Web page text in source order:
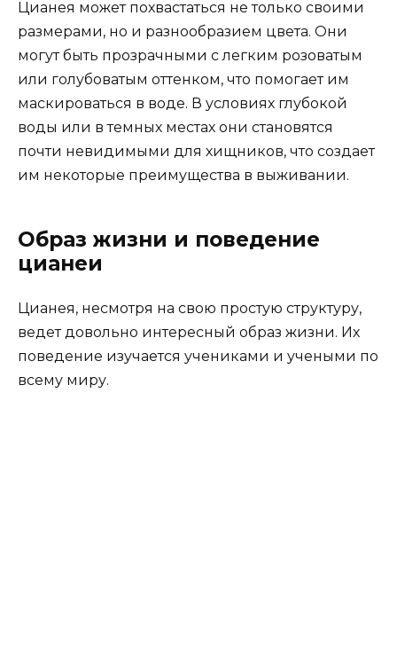
Цианея может похвастаться не только своими
размерами, но и разнообразием цвета. Они
могут быть прозрачными с легким розоватым
или голубоватым оттенком, что помогает им
маскироваться в воде. В условиях глубокой
воды или в темных местах они становятся
почти невидимыми для хищников, что создает
им некоторые преимущества в выживании.
Образ жизни и поведение
цианеи
Цианея, несмотря на свою простую структуру,
ведет довольно интересный образ жизни. Их
поведение изучается учениками и учеными по
всему миру.